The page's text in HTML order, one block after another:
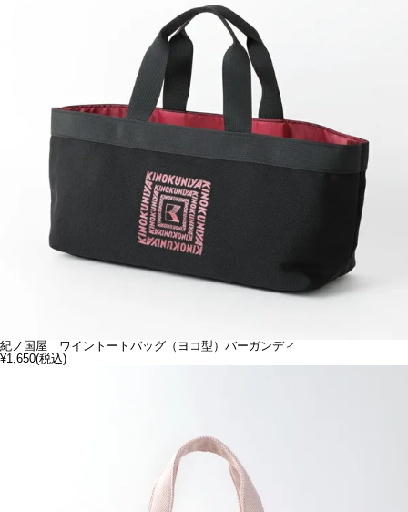
紀ノ国屋 ワイントートバッグ（ヨコ型）バーガンディ
¥1,650(税込)